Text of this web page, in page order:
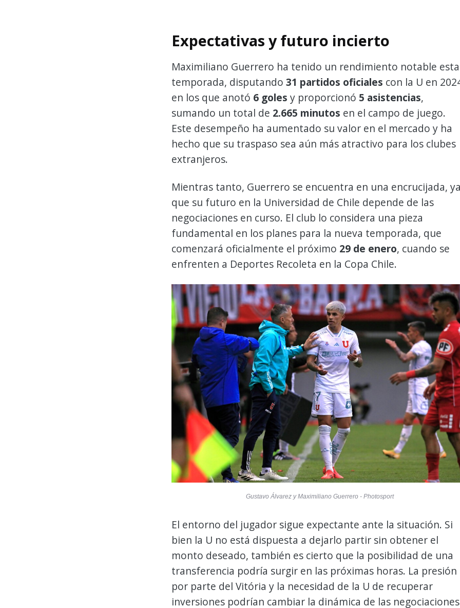
Expectativas y futuro incierto
Maximiliano Guerrero ha tenido un rendimiento notable esta
temporada, disputando 31 partidos oficiales con la U en
en los que anotó 6 goles y proporcionó 5 asistencias,
sumando un total de 2.665 minutos en el campo de juego.
Este desempeño ha aumentado su valor en el mercado y ha
hecho que su traspaso sea aún más atractivo para los clubes
extranjeros.
Mientras tanto, Guerrero se encuentra en una encrucijada,
que su futuro en la Universidad de Chile depende de las
negociaciones en curso. El club lo considera una pieza
fundamental en los planes para la nueva temporada, que
comenzará oficialmente el próximo 29 de enero, cuando se
enfrenten a Deportes Recoleta en la Copa Chile.
Gustavo Álvarez y Maximiliano Guerrero - Photosport
El entorno del jugador sigue expectante ante la situación. Si
bien la U no está dispuesta a dejarlo partir sin obtener el
monto deseado, también es cierto que la posibilidad de una
transferencia podría surgir en las próximas horas. La presión
por parte del Vitória y la necesidad de la U de recuperar
inversiones podrían cambiar la dinámica de las